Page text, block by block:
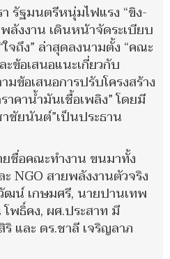
รัฐมนตรีหนุ่มไฟแรง “ขิง-
ลังงาน เดินหน้าจัดระเบียบ
จถึง” ล่าสุดลงนามตั้ง “คณะ
ะข้อเสนอแนะเกี่ยวกับ
ข้อเสนอการปรับโครงสร้าง
าคาน้ำมันเชื้อเพลิง” โดยมี
ชัยนันต์”เป็นประธาน
ชื่อคณะทำงาน ขนมาทั้ง
NGO สายพลังงานตัวจริง
ฒน์ เกษมศรี, นายปานเทพ
ธิ์คง, ผศ.ประสาท มี
และ ดร.ชาลี เจริญลาภ